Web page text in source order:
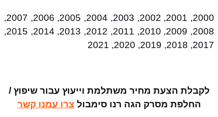
2000, 2001, 2002, 2003, 2004, 2005, 2006, 2007,
2008, 2009, 2010, 2011, 2012, 2013, 2014, 2015,
2017, 2018, 2019, 2020, 2021
לקבלת הצעת מחיר משתלמת וייעוץ עבור שיפוץ /
החלפת מסרק הגה רנו סימבול צרו עמנו קשר